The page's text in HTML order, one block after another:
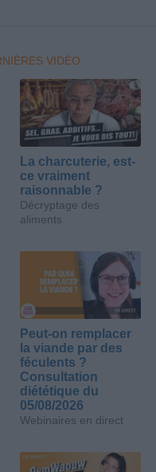
VIDÉO
La charcuterie, est-
ce vraiment
raisonnable ?
Décryptage des
aliments
Peut-on remplacer
la viande par des
féculents ?
Consultation
diététique du
05/08/2026
Webinaires en direct